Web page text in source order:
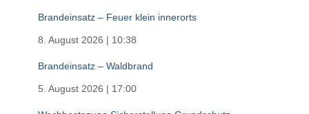
Brandeinsatz – Feuer klein innerorts
8. August 2026 | 10:38
Brandeinsatz – Waldbrand
5. August 2026 | 17:00